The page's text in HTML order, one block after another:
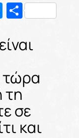
τώρα
τη
σε
και